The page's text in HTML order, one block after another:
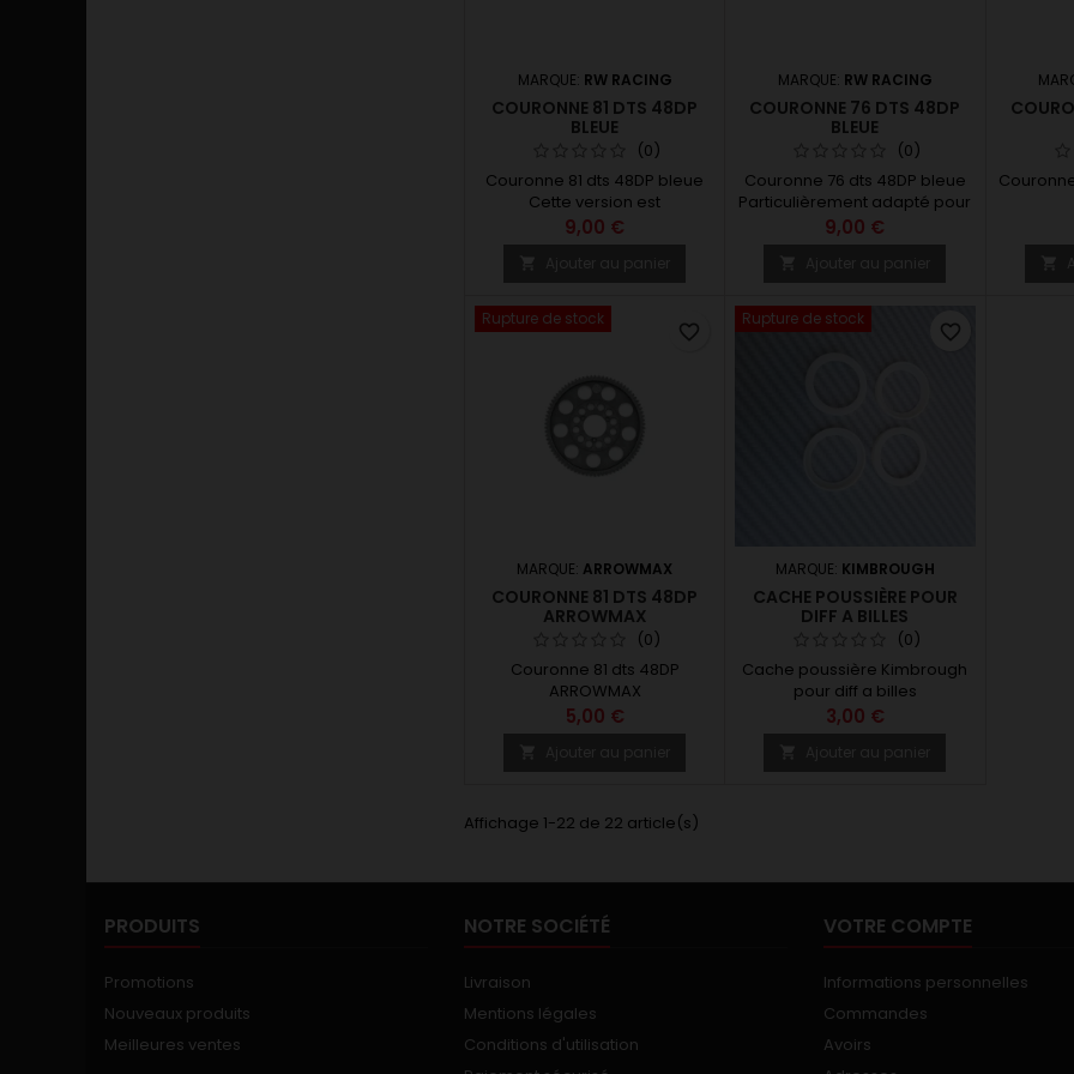
MARQUE: RW RACING
COURONNE 81 DTS 48DP
BLEUE
(0)
Couronne 81 dts 48DP bleue
Cette version est
recommandée pour les
9,00 €
MARQUE: RW RACING
COURONNE 76 DTS 48DP
BLEUE
(0)
Couronne 76 dts 48DP bleue
Particulièrement adapté pour
la catégorie STOCK en PRO10
9,00 €
Rupture de stock
MARQUE: ARROWMAX
COURONNE 81 DTS 48DP
ARROWMAX
(0)
Couronne 81 dts 48DP
ARROWMAX
5,00 €
favorite_border
Rupture de stock
MARQUE: KIMBROUGH
CACHE POUSSIÈRE POUR
DIFF A BILLES
(0)
Cache poussière Kimbrough
pour diff a billes
3,00 €
favorite_border
Affichage 1-22 de 22 article(s)
PRODUITS
Promotions
Nouveaux produits
Meilleures ventes
NOTRE SOCIÉTÉ
Livraison
Mentions légales
Conditions d'utilisation
VOTRE COMPTE
Informations personnelles
Commandes
Avoirs